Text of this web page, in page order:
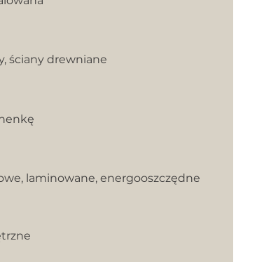
ściany drewniane
laminowane, energooszczędne